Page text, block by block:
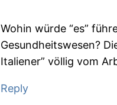
Wohin würde “es”
Gesundheitswesen?
Italiener” völlig vom
Reply